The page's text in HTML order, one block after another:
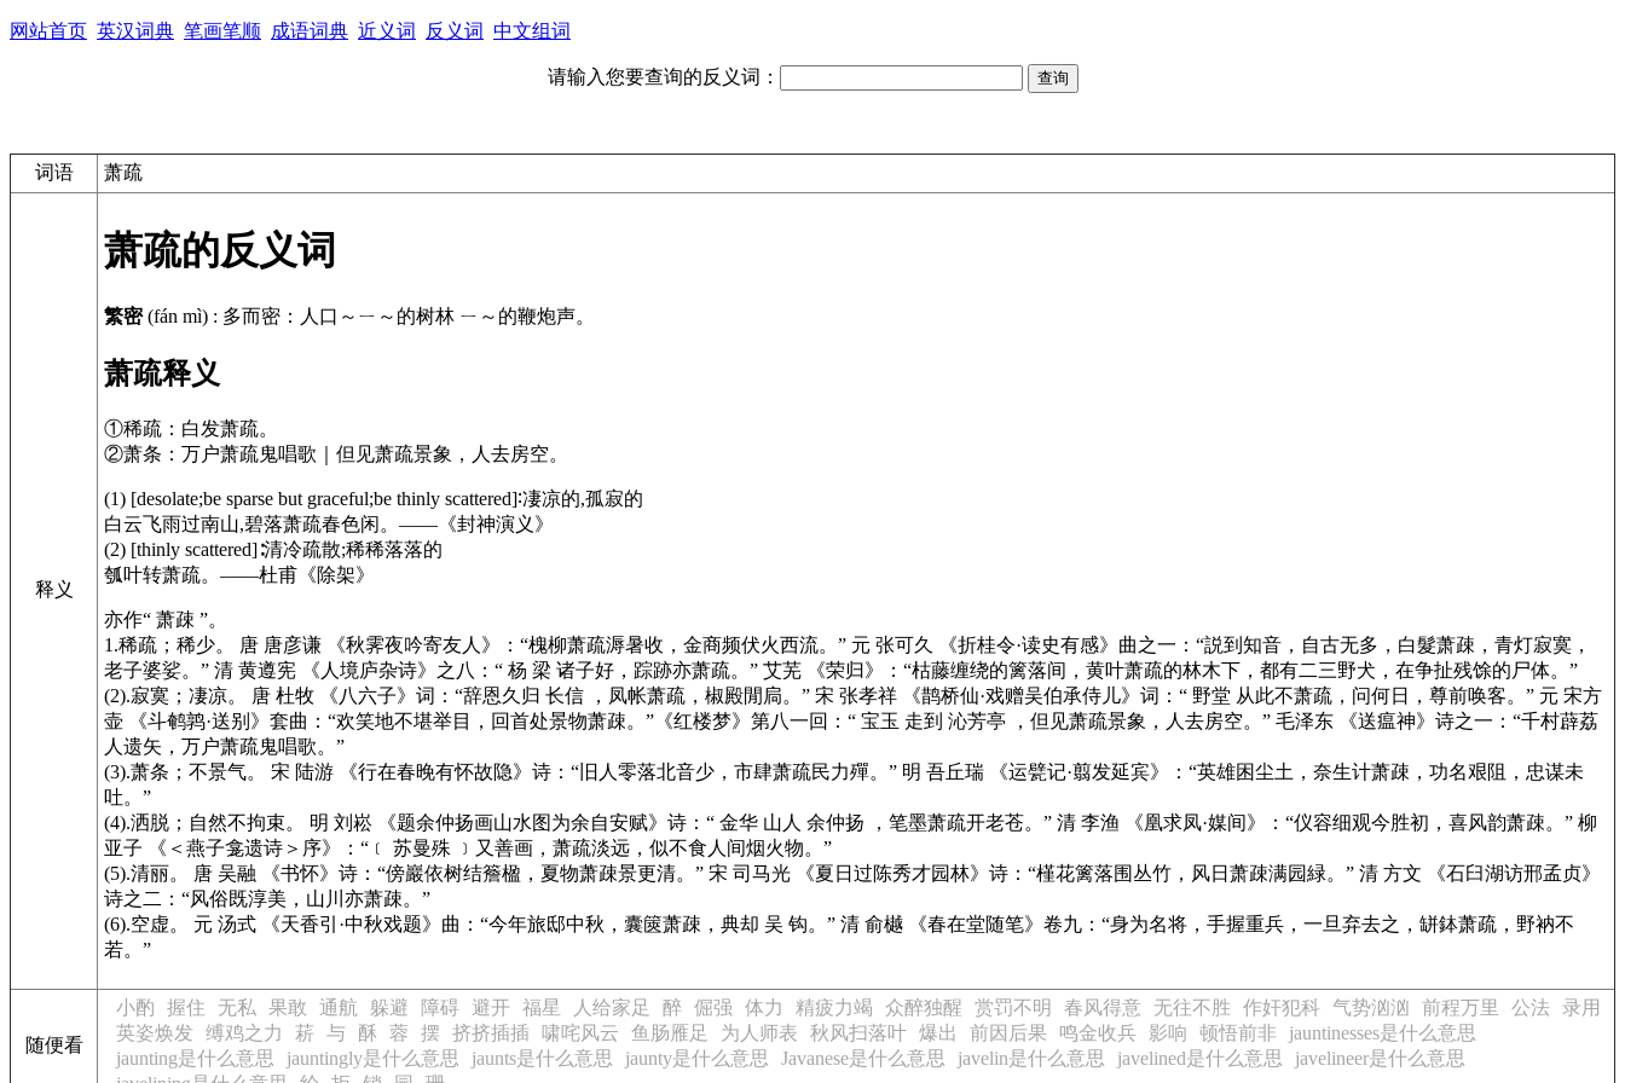
网站首页 英汉词典 笔画笔顺 成语词典 近义词 反义词 中文组词
请输入您要查询的反义词：
词语 萧疏
释义
萧疏的反义词
繁密 (fán mì) : 多而密：人口～ㄧ～的树林 ㄧ～的鞭炮声。
萧疏释义
①稀疏：白发萧疏。
②萧条：万户萧疏鬼唱歌｜但见萧疏景象，人去房空。
(1) [desolate;be sparse but graceful;be thinly scattered]∶凄凉的,孤寂的
白云飞雨过南山,碧落萧疏春色闲。—— 《封神演义》
(2) [thinly scattered]∶清冷疏散;稀稀落落的
瓠叶转萧疏。——杜甫 《除架》
亦作“ 萧疎 ”。
1.稀疏；稀少。 唐 唐彦谦
《秋霁夜吟寄友人》 ：“槐柳萧疏溽暑收，金商频伏火西流。” 元 张可久 《折桂令·读史有感》 曲之一：“説到知音，自古无多，白髮萧疎，青灯寂寞，
老子婆娑。” 清 黄遵宪
《人境庐杂诗》 之八：“ 杨 梁 诸子好，踪跡亦萧疏。” 艾芜 《荣归》
：“枯藤缠绕的篱落间，黄叶萧疏的林木下，都有二三野犬，在争扯残馀的尸体。”
(2).寂寞；凄凉。 唐 杜牧
《八六子》 词：“辞恩久归 长信 ，凤帐萧疏，椒殿閒扃。” 宋 张孝祥 《鹊桥仙·戏赠吴伯承侍儿》 词：“ 野堂 从此不萧疏，问何日，尊前唤客。” 元 宋方
壶
《斗鹌鹑·送别》 套曲：“欢笑地不堪举目，回首处景物萧疎。” 《红楼梦》 第八一回：“ 宝玉 走到 沁芳亭 ，但见萧疏景象，人去房空。” 毛泽东 《送瘟神》 诗之一：“千村薜荔
人遗矢，万户萧疏鬼唱歌。”
(3).萧条；不景气。 宋 陆游
《行在春晚有怀故隐》 诗：“旧人零落北音少，市肆萧疏民力殫。” 明 吾丘瑞 《运甓记·翦发延宾》
：“英雄困尘土，奈生计萧疎，功名艰阻，忠谋未
吐。”
(4).洒脱；自然不拘束。 明 刘崧
《题余仲扬画山水图为余自安赋》 诗：“ 金华 山人 余仲扬 ，笔墨萧疏开老苍。” 清 李渔 《凰求凤·媒间》
：“仪容细观今胜初，喜风韵萧疎。” 柳
亚子
《＜燕子龛遗诗＞序》
：“﹝ 苏曼殊 ﹞又善画，萧疏淡远，似不食人间烟火物。”
(5).清丽。 唐 吴融
《书怀》 诗：“傍巖依树结簷楹，夏物萧疎景更清。” 宋 司马光 《夏日过陈秀才园林》 诗：“槿花篱落围丛竹，风日萧疎满园緑。” 清 方文
《石臼湖访邢孟贞》
诗之二：“风俗既淳美，山川亦萧疎。”
(6).空虚。 元 汤式
《天香引·中秋戏题》 曲：“今年旅邸中秋，囊篋萧疎，典却 吴 钩。” 清 俞樾 《春在堂随笔》 卷九：“身为名将，手握重兵，一旦弃去之，缾鉢萧疏，野衲不
若。”
随便看
小酌 握住 无私 果敢 通航 躲避 障碍 避开 福星 人给家足 醉 倔强 体力 精疲力竭 众醉独醒 赏罚不明 春风得意 无往不胜 作奸犯科 气势汹汹 前程万里 公法 录用
英姿焕发
缚鸡之力 菥 与 酥 蓉 摆 挤挤插插 啸咤风云 鱼肠雁足 为人师表 秋风扫落叶 爆出 前因后果 鸣金收兵 影响 顿悟前非
jauntinesses是什么意思
jaunting是什么意思
jauntingly是什么意思 jaunts是什么意思 jaunty是什么意思 Javanese是什么意思 javelin是什么意思 javelined是什么意思
javelineer是什么意思